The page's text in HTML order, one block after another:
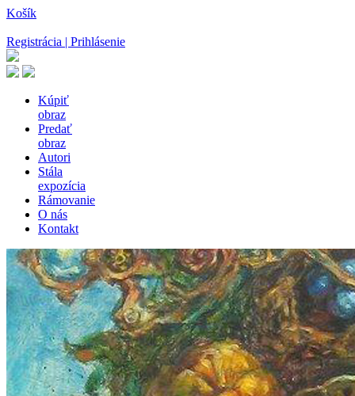
Košík
Registrácia | Prihlásenie
Kúpiť
obraz
Predať
obraz
Autori
Stála
expozícia
Rámovanie
O nás
Kontakt